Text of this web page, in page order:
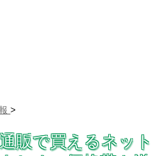
>
販で買えるネット